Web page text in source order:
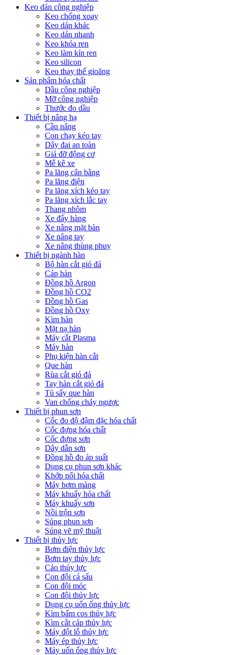
Keo dán công nghiệp
Keo chống xoay
Keo dán khác
Keo dán nhanh
Keo khóa ren
Keo làm kín ren
Keo silicon
Keo thay thế gioăng
Sản phẩm hóa chất
Dầu công nghiệp
Mỡ công nghiệp
Thước đo dầu
Thiết bị nâng hạ
Cầu nâng
Con chạy kéo tay
Dây đai an toàn
Giá đỡ động cơ
Mễ kê xe
Pa lăng cân bằng
Pa lăng điện
Pa lăng xích kéo tay
Pa lăng xích lắc tay
Thang nhôm
Xe đẩy hàng
Xe nâng mặt bàn
Xe nâng tay
Xe nâng thùng phuy
Thiết bị ngành hàn
Bộ hàn cắt gió đá
Cáp hàn
Đồng hồ Argon
Đồng hồ CO2
Đồng hồ Gas
Đồng hồ Oxy
Kìm hàn
Mặt nạ hàn
Máy cắt Plasma
Máy hàn
Phụ kiện hàn cắt
Que hàn
Rùa cắt gió đá
Tay hàn cắt gió đá
Tủ sấy que hàn
Van chống cháy ngược
Thiết bị phun sơn
Cốc đo độ đậm đặc hóa chất
Cốc đựng hóa chất
Cốc đựng sơn
Dây dẫn sơn
Đồng hồ đo áp suất
Dụng cụ phun sơn khác
Khớp nối hóa chất
Máy bơm màng
Máy khuấy hóa chất
Máy khuấy sơn
Nồi trộn sơn
Súng phun sơn
Súng vẽ mỹ thuật
Thiết bị thủy lực
Bơm điện thủy lực
Bơm tay thủy lực
Cảo thủy lực
Con đội cá sấu
Con đội móc
Con đội thủy lực
Dụng cụ uốn ống thủy lực
Kìm bấm cos thủy lực
Kìm cắt cáp thủy lực
Máy đột lỗ thủy lực
Máy ép thủy lực
Máy uốn ống thủy lực